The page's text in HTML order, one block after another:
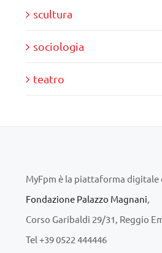
scultura
sociologia
teatro
MyFpm è la piattaforma digitale
Fondazione Palazzo Magnani
Corso Garibaldi 29/31, Reggio
Tel +39 0522 444446